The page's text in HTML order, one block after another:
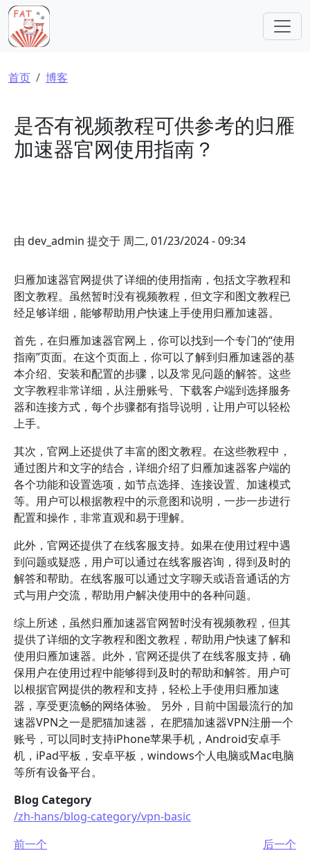
跳转到主要内容
面包屑
首页 博客
是否有视频教程可供参考的归雁
加速器官网使用指南？
由 dev_admin 提交于 周二, 01/23/2024 - 09:34
归雁加速器官网提供了详细的使用指南，包括文字教程和
图文教程。虽然暂时没有视频教程，但文字和图文教程已
经足够详细，能够帮助用户快速上手使用归雁加速器。
首先，在归雁加速器官网上，你可以找到一个专门的“使用
指南”页面。在这个页面上，你可以了解到归雁加速器的基
本介绍、安装和配置的步骤，以及常见问题的解答。这些
文字教程非常详细，从注册账号、下载客户端到选择服务
器和连接方式，每个步骤都有指导说明，让用户可以轻松
上手。
其次，官网上还提供了丰富的图文教程。在这些教程中，
通过图片和文字的结合，详细介绍了归雁加速器客户端的
各个功能和设置选项，如节点选择、连接设置、加速模式
等。用户可以根据教程中的示意图和说明，一步一步进行
配置和操作，非常直观和易于理解。
此外，官网还提供了在线客服支持。如果在使用过程中遇
到问题或疑惑，用户可以通过在线客服咨询，得到及时的
解答和帮助。在线客服可以通过文字聊天或语音通话的方
式与用户交流，帮助用户解决使用中的各种问题。
综上所述，虽然归雁加速器官网暂时没有视频教程，但其
提供了详细的文字教程和图文教程，帮助用户快速了解和
使用归雁加速器。此外，官网还提供了在线客服支持，确
保用户在使用过程中能够得到及时的帮助和解答。用户可
以根据官网提供的教程和支持，轻松上手使用归雁加速
器，享受更流畅的网络体验。 另外，目前中国最流行的加
速器VPN之一是肥猫加速器， 在肥猫加速器VPN注册一个
账号，可以同时支持iPhone苹果手机，Android安卓手
机，iPad平板，安卓平板，windows个人电脑或Mac电脑
等所有设备平台。
Blog Category
/zh-hans/blog-category/vpn-basic
前一个
后一个